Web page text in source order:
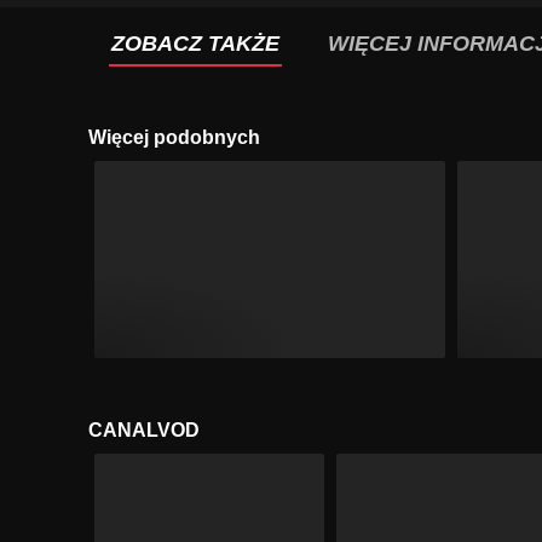
ZOBACZ TAKŻE WIĘCEJ
Więcej podobnych
CANALVOD